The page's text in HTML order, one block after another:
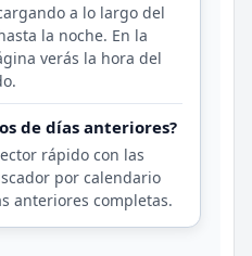
a lo largo del
la noche. En la
verás la hora del
de días anteriores?
rápido con las
por calendario
anteriores completas.